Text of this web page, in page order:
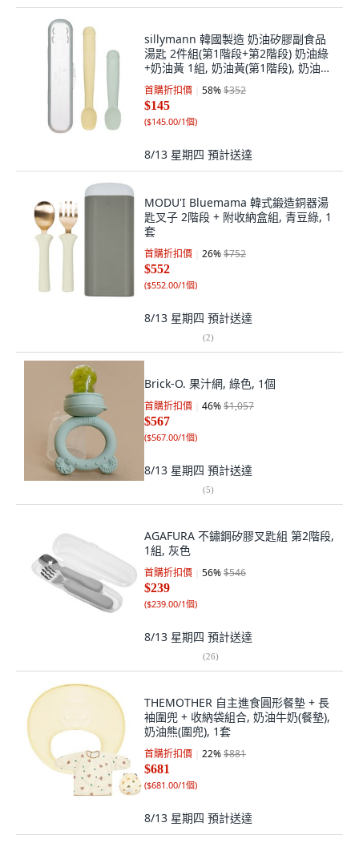
sillymann 韓國製造 奶油矽膠副食品
湯匙 2件組(第1階段+第2階段) 奶油綠
+奶油黃 1組, 奶油黃(第1階段), 奶油綠
(第2階段), 1套
首購折扣價 58%$352
$145
($145.00/1個)
8/13 星期四 預計送達
MODU'I Bluemama 韓式鍛造銅器湯
匙叉子 2階段 + 附收納盒組, 青豆綠, 1
套
首購折扣價 26%$752
$552
($552.00/1個)
8/13 星期四 預計送達
(2)
Brick-O. 果汁網, 綠色, 1個
首購折扣價 46%$1,057
$567
($567.00/1個)
8/13 星期四 預計送達
(5)
AGAFURA 不鏽鋼矽膠叉匙組 第2階段,
1組, 灰色
首購折扣價 56%$546
$239
($239.00/1個)
8/13 星期四 預計送達
(26)
THEMOTHER 自主進食圓形餐墊 + 長
袖圍兜 + 收納袋組合, 奶油牛奶(餐墊),
奶油熊(圍兜), 1套
首購折扣價 22%$881
$681
($681.00/1個)
8/13 星期四 預計送達